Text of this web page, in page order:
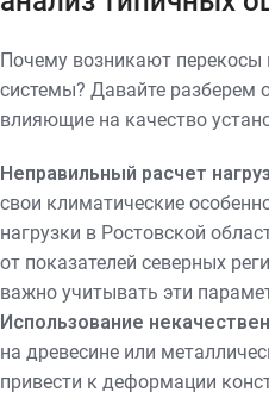
Почему возникают
системы? Давайте разберем
влияющие на качество
Неправильный расчет
свои климатические
нагрузки в Ростовской
от показателей северных
важно учитывать эти
Использование
на древесине или
привести к деформации